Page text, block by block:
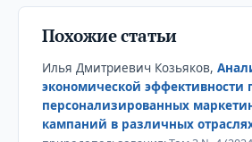
Похожие статьи
Илья Дмитриевич Козьяков,
экономической эффективности
персонализированных
кампаний в различных